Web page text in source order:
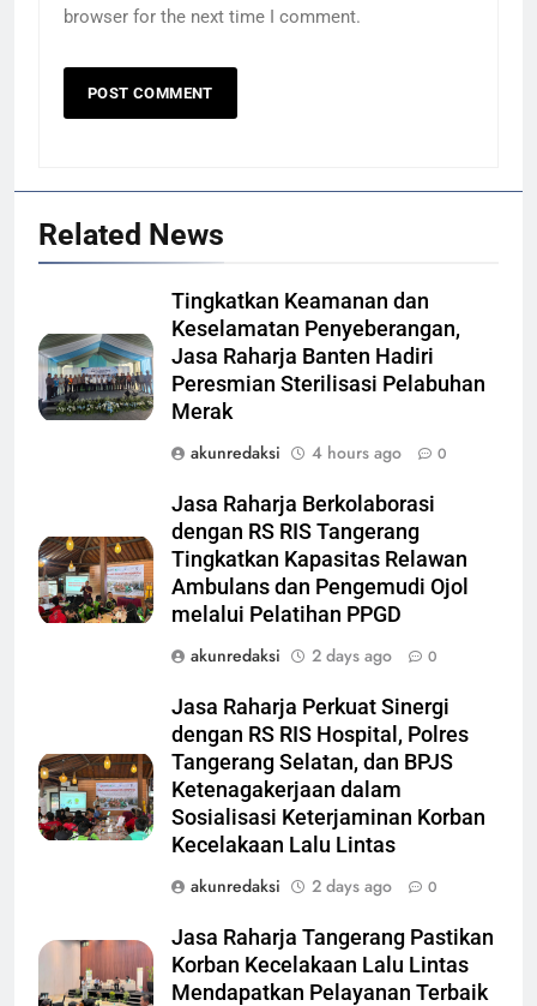
browser for the next time I comment.
Related News
Tingkatkan Keamanan dan
Keselamatan Penyeberangan,
Jasa Raharja Banten Hadiri
Peresmian Sterilisasi Pelabuhan
Merak
akunredaksi
4 hours ago 0
Jasa Raharja Berkolaborasi
dengan RS RIS Tangerang
Tingkatkan Kapasitas Relawan
Ambulans dan Pengemudi Ojol
melalui Pelatihan PPGD
akunredaksi
2 days ago 0
Jasa Raharja Perkuat Sinergi
dengan RS RIS Hospital, Polres
Tangerang Selatan, dan BPJS
Ketenagakerjaan dalam
Sosialisasi Keterjaminan Korban
Kecelakaan Lalu Lintas
akunredaksi
2 days ago 0
Jasa Raharja Tangerang Pastikan
Korban Kecelakaan Lalu Lintas
Mendapatkan Pelayanan Terbaik